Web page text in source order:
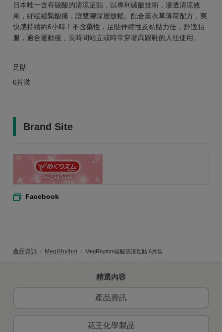
日本唯一含有碳酸的清涼足貼，以專利碳酸技術，滲透清涼效
果，紓緩繃緊酸痛，讓雙腳深層放鬆。配合薰衣草薄荷配方，爽
快感持續約6小時！不含藥性，足貼伸縮性及黏貼力佳，舒適貼
服，適合運動後﹑長時間站立或時常穿著高跟鞋的人仕使用。
足貼
6片裝
Brand Site
Facebook
產品資訊 MegRhythm MegRhythm碳酸清涼足貼 6片裝
精選內容
產品資訊
花王化學製品